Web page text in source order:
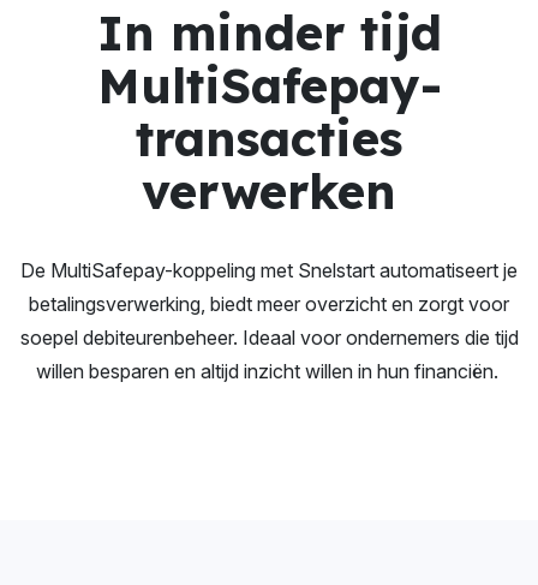
In minder tijd
MultiSafepay-
transacties
verwerken
De MultiSafepay-koppeling met Snelstart automatiseert je
betalingsverwerking, biedt meer overzicht en zorgt voor
soepel debiteurenbeheer. Ideaal voor ondernemers die tijd
willen besparen en altijd inzicht willen in hun financiën.